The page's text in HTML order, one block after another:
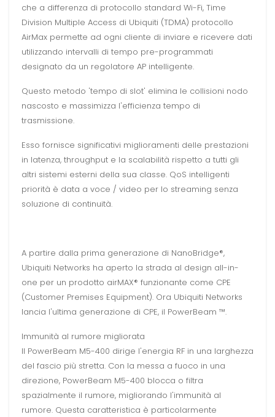
che a differenza di protocollo standard Wi-Fi, Time
Division Multiple Access di Ubiquiti (TDMA) protocollo
AirMax permette ad ogni cliente di inviare e ricevere dati
utilizzando intervalli di tempo pre-programmati
designato da un regolatore AP intelligente.
Questo metodo 'tempo di slot' elimina le collisioni nodo
nascosto e massimizza l'efficienza tempo di
trasmissione.
Esso fornisce significativi miglioramenti delle prestazioni
in latenza, throughput e la scalabilità rispetto a tutti gli
altri sistemi esterni della sua classe. QoS intelligenti
priorità è data a voce / video per lo streaming senza
soluzione di continuità.
A partire dalla prima generazione di NanoBridge®,
Ubiquiti Networks ha aperto la strada al design all-in-
one per un prodotto airMAX® funzionante come CPE
(Customer Premises Equipment). Ora Ubiquiti Networks
lancia l'ultima generazione di CPE, il PowerBeam ™.
Immunità al rumore migliorata
Il PowerBeam M5-400 dirige l'energia RF in una larghezza
del fascio più stretta. Con la messa a fuoco in una
direzione, PowerBeam M5-400 blocca o filtra
spazialmente il rumore, migliorando l'immunità al
rumore. Questa caratteristica è particolarmente